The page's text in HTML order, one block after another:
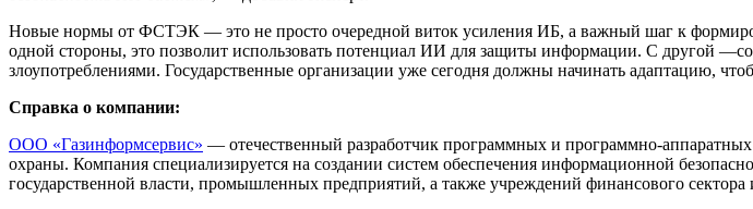
Новые нормы от ФСТЭК — это не просто очередной виток усиления ИБ, а важный шаг к
одной стороны, это позволит использовать потенциал ИИ для защиты информации. С другой
злоупотреблениями. Государственные организации уже сегодня должны начинать адаптацию,
Справка о компании:
ООО «Газинформсервис» — отечественный разработчик программных и программно-
охраны. Компания специализируется на создании систем обеспечения информационной
государственной власти, промышленных предприятий, а также учреждений финансового